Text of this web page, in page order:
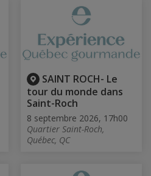
SAINT ROCH- Le
tour du monde dans
Saint-Roch
8 septembre 2026, 17h00
Quartier Saint-Roch,
Québec, QC